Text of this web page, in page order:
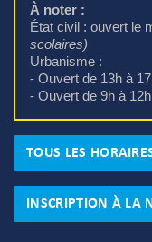
À noter :
État civil : ouvert le
scolaires)
Urbanisme :
- Ouvert de 13h à
- Ouvert de 9h à
TOUS LES
INSCRIPTION À LA